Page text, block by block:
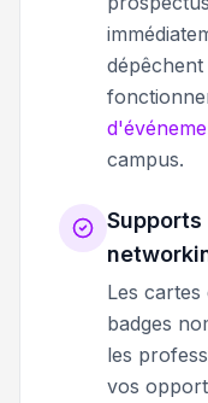
campus.
Les
badges
les
vos